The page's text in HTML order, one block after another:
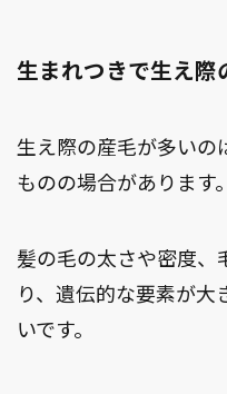
生まれつきで生え際
生え際の産毛が多いの
ものの場合があります。
髪の毛の太さや密度、
り、遺伝的な要素が
いです。